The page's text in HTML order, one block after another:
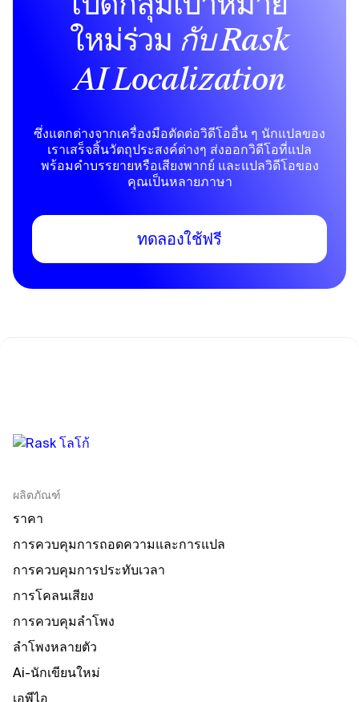
ใหม่ร่วม กับ Rask
AI Localization
ซึ่งแตกต่างจากเครื่องมือตัดต่อวิดีโออื่น ๆ นักแปลของ
เราเสร็จสิ้นวัตถุประสงค์ต่างๆ ส่งออกวิดีโอที่แปล
พร้อมคําบรรยายหรือเสียงพากย์ และแปลวิดีโอของ
คุณเป็นหลายภาษา
ทดลองใช้ฟรี
ผลิตภัณฑ์
ราคา
การควบคุมการถอดความและการแปล
การควบคุมการประทับเวลา
การโคลนเสียง
การควบคุมลําโพง
ลําโพงหลายตัว
Ai-นักเขียนใหม่
เอพีไอ